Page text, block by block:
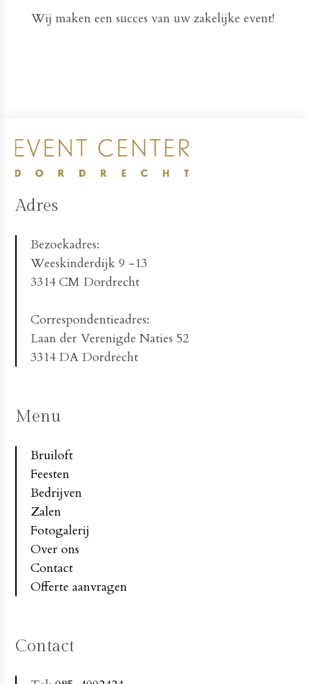
Wij maken een succes van uw zakelijke event!
Adres
Bezoekadres:
Weeskinderdijk 9 -13
3314 CM Dordrecht
Correspondentieadres:
Laan der Verenigde Naties 52
3314 DA Dordrecht
Menu
Bruiloft
Feesten
Bedrijven
Zalen
Fotogalerij
Over ons
Contact
Offerte aanvragen
Contact